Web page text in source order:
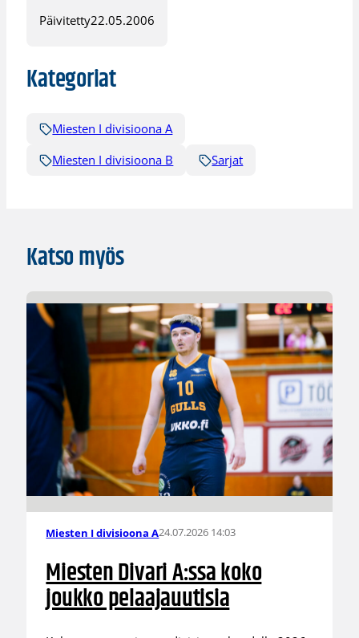
Päivitetty22.05.2006
Kategoriat
Miesten I divisioona A
Miesten I divisioona B
Sarjat
Katso myös
Miesten I divisioona A24.07.2026 14:03
Miesten Divari A:ssa koko
joukko pelaajauutisia